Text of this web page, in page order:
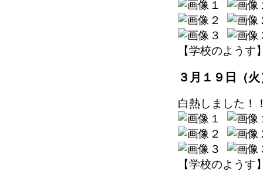
【学校のようす
３月１９日（
白熱しました！
【学校のようす